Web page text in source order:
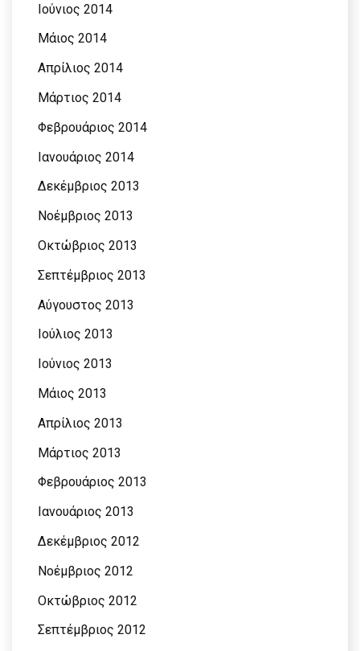
Ιούνιος 2014
Μάιος 2014
Απρίλιος 2014
Μάρτιος 2014
Φεβρουάριος 2014
Ιανουάριος 2014
Δεκέμβριος 2013
Νοέμβριος 2013
Οκτώβριος 2013
Σεπτέμβριος 2013
Αύγουστος 2013
Ιούλιος 2013
Ιούνιος 2013
Μάιος 2013
Απρίλιος 2013
Μάρτιος 2013
Φεβρουάριος 2013
Ιανουάριος 2013
Δεκέμβριος 2012
Νοέμβριος 2012
Οκτώβριος 2012
Σεπτέμβριος 2012